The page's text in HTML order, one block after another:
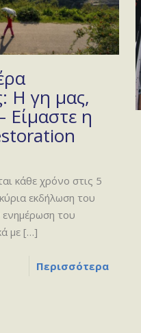
Η γη μας,
Είμαστε η
κάθε χρόνο στις 5
εκδήλωση του
του
με […]
Περισσότερα